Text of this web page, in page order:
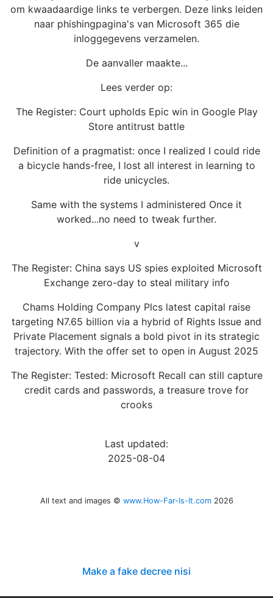
om kwaadaardige links te verbergen. Deze links leiden
naar phishingpagina's van Microsoft 365 die
inloggegevens verzamelen.
De aanvaller maakte...
Lees verder op:
The Register: Court upholds Epic win in Google Play
Store antitrust battle
Definition of a pragmatist: once I realized I could ride
a bicycle hands-free, I lost all interest in learning to
ride unicycles.
Same with the systems I administered Once it
worked...no need to tweak further.
v
The Register: China says US spies exploited Microsoft
Exchange zero-day to steal military info
Chams Holding Company Plcs latest capital raise
targeting N7.65 billion via a hybrid of Rights Issue and
Private Placement signals a bold pivot in its strategic
trajectory. With the offer set to open in August 2025
The Register: Tested: Microsoft Recall can still capture
credit cards and passwords, a treasure trove for
crooks
Last updated:
2025-08-04
All text and images © www.How-Far-Is-It.com 2026
Make a fake decree nisi